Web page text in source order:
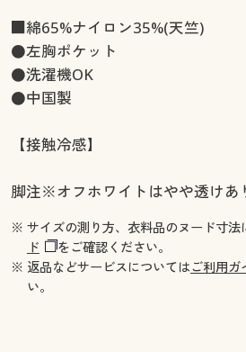
■綿65%ナイロン35%(天竺)
●左胸ポケット
●洗濯機OK
●中国製
【接触冷感】
脚注※オフホワイトはやや透けあ
※ サイズの測り方、衣料品のヌード寸法
ド
をご確認ください。
※ 返品などサービスについてはご利用ガ
い。